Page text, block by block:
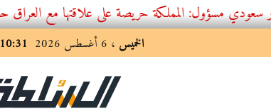
المملكة حريصة على علاقتها مع العراق حكومة...
الخميس ، 6 أغسطس 2026 10:31 مـ